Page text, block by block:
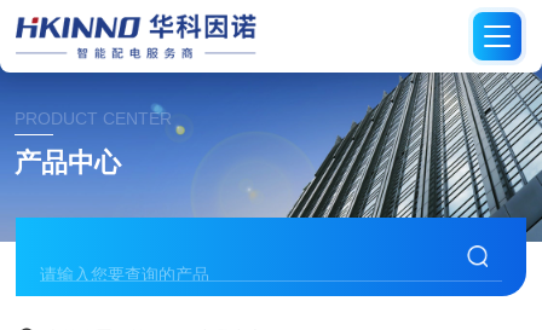
PRODUCT CENTER
产品中心